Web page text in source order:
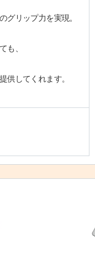
グリップ力を実現。
も、
供してくれます。